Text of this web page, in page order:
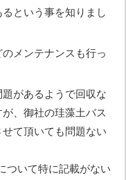
という事を知りまし
メンテナンスも行っ
があるようで回収な
、御社の珪藻土バス
て頂いても問題ない
ついて特に記載がない